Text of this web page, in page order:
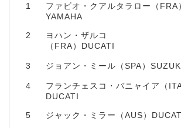
1
ファビオ・クアルタラロー（FRA
YAMAHA
2
ヨハン・ザルコ
（FRA）DUCATI
3 ジョアン・ミール（SPA）
4
フランチェスコ・バニャイア（ITA
DUCATI
5 ジャック・ミラー（AUS）